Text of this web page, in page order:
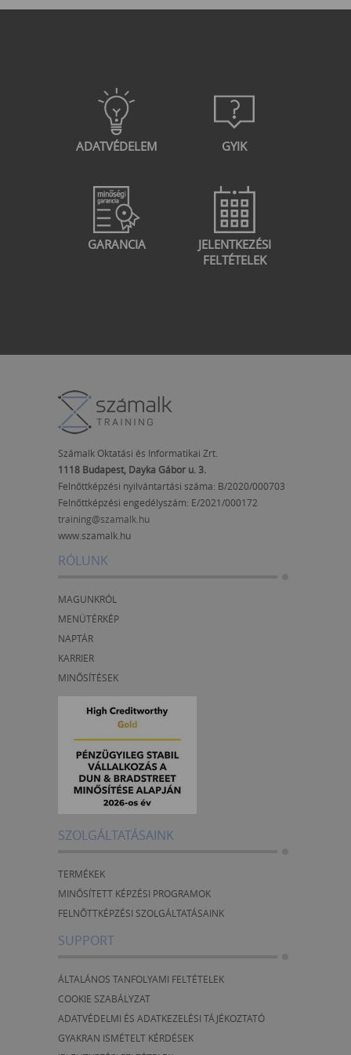
ADATVÉDELEM GYIK
GARANCIA
JELENTKEZÉSI
FELTÉTELEK
Számalk Oktatási és Informatikai Zrt.
1118 Budapest, Dayka Gábor u. 3.
Felnőttképzési nyilvántartási száma: B/2020/000703
Felnőttképzési engedélyszám: E/2021/000172
training@szamalk.hu
www.szamalk.hu
RÓLUNK
MAGUNKRÓL
MENÜTÉRKÉP
NAPTÁR
KARRIER
MINŐSÍTÉSEK
SZOLGÁLTATÁSAINK
TERMÉKEK
MINŐSÍTETT KÉPZÉSI PROGRAMOK
FELNŐTTKÉPZÉSI SZOLGÁLTATÁSAINK
SUPPORT
ÁLTALÁNOS TANFOLYAMI FELTÉTELEK
COOKIE SZABÁLYZAT
ADATVÉDELMI ÉS ADATKEZELÉSI TÁJÉKOZTATÓ
GYAKRAN ISMÉTELT KÉRDÉSEK